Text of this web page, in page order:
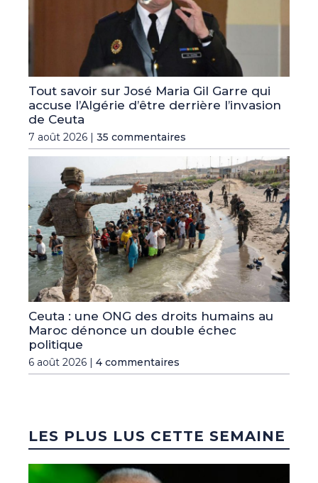
Tout savoir sur José Maria Gil Garre qui
accuse l’Algérie d’être derrière l’invasion
de Ceuta
7 août 2026 | 35 commentaires
Ceuta : une ONG des droits humains au
Maroc dénonce un double échec
politique
6 août 2026 | 4 commentaires
LES PLUS LUS CETTE SEMAINE